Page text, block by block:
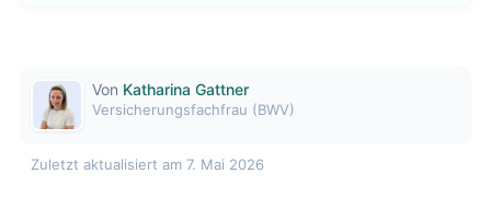
Von Katharina Gattner
Versicherungsfachfrau (BWV)
Zuletzt aktualisiert am 7. Mai 2026